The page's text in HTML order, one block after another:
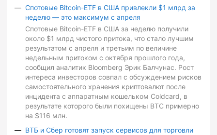
Спотовые Bitcoin-ETF в США привлекли $1 млрд за
неделю — это максимум с апреля
Спотовые Bitcoin-ETF в США за неделю получили
около $1 млрд чистого притока, что стало лучшим
результатом с апреля и третьим по величине
недельным притоком с октября прошлого года,
сообщил аналитик Bloomberg Эрик Балчунас. Рост
интереса инвесторов совпал с обсуждением рисков
самостоятельного хранения криптовалют после
инцидента с аппаратным кошельком Coldcard, в
результате которого были похищены BTC примерно
на $116 млн.
ВТБ и Сбер готовят запуск сервисов для торговли